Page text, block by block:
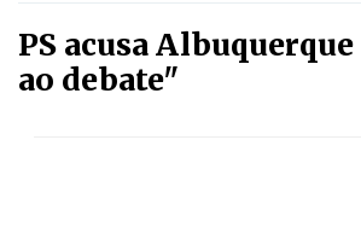
PS acusa
ao debate"